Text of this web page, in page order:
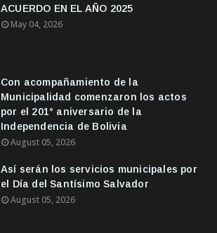
ACUERDO EN EL AÑO 2025
May 04, 2026
Con acompañamiento de la
Municipalidad comenzaron los actos
por el 201° aniversario de la
Independencia de Bolivia
August 05, 2026
Así serán los servicios municipales por
el Día del Santísimo Salvador
August 05, 2026